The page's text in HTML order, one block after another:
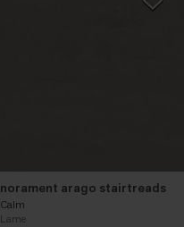
norament arago stairtreads
Calm
Lame